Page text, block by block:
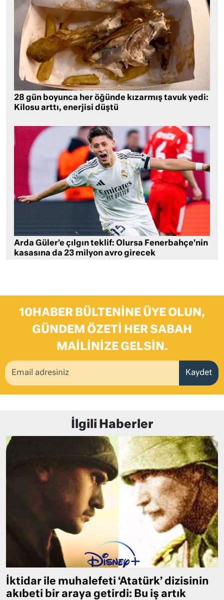
28 gün boyunca her öğünde kızarmış tavuk yedi:
Kilosu arttı, enerjisi düştü
Arda Güler’e çılgın teklif: Olursa Fenerbahçe’nin
kasasına da 23 milyon avro girecek
10HABER BÜLTENINE ÜYE OLUN,
GÜNDEM ÖZETI HER SABAH
MAILINIZE GELSIN.
Kaydet
İlgili Haberler
İktidar ile muhalefeti ‘Atatürk’ dizisinin
akıbeti bir araya getirdi: Bu iş artık